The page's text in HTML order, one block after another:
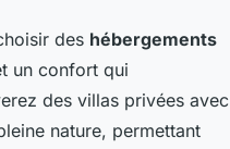
des hébergements
un confort qui
des villas privées avec
nature, permettant